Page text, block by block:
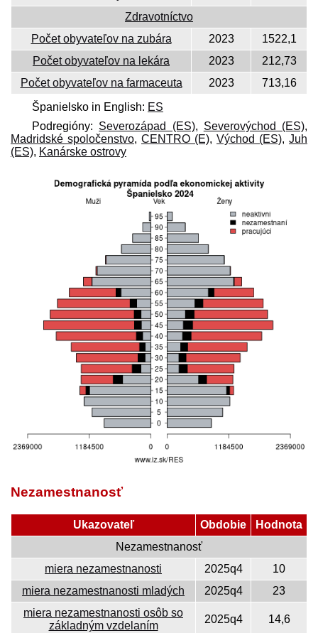
Zdravotníctvo
Počet obyvateľov na zubára
2023
1522,1
Počet obyvateľov na lekára
2023
212,73
Počet obyvateľov na farmaceuta
2023
713,16
Španielsko in English: ES
Podregióny: Severozápad (ES), Severovýchod (ES),
Madridské spoločenstvo, CENTRO (E), Východ (ES), Juh
(ES), Kanárske ostrovy
Nezamestnanosť
Ukazovateľ Obdobie
Hodnota
Nezamestnanosť
miera nezamestnanosti
2025q4
10
miera nezamestnanosti mladých
2025q4
23
miera nezamestnanosti osôb so
základným vzdelaním
2025q4 14,6